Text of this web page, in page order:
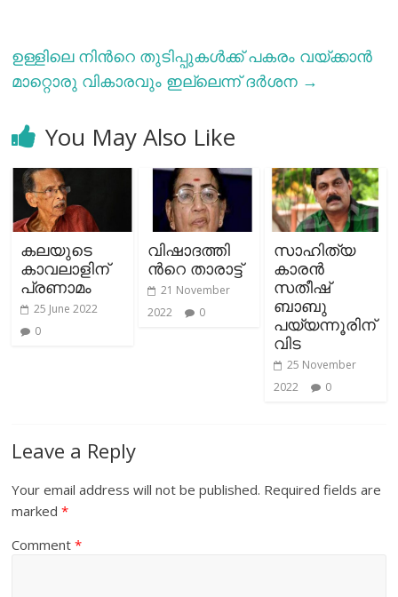
ഉള്ളിലെ നിന്‍റെ തുടിപ്പുകള്‍ക്ക് പകരം വയ്ക്കാന്‍
മാറ്റൊരു വികാരവും ഇല്ലെന്ന് ദര്‍ശന →
You May Also Like
കലയുടെ
കാവലാളിന്
പ്രണാമം
25 June 2022
0
വിഷാദത്തി
ന്‍റെ താരാട്ട്
21 November
2022
0
സാഹിത്യ
കാരന്‍
സതീഷ്
ബാബു
പയ്യന്നൂരിന്
വിട
25 November
2022
0
Leave a Reply
Your email address will not be published. Required fields are
marked*
Comment*